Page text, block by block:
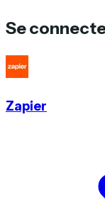
Se
Zapier